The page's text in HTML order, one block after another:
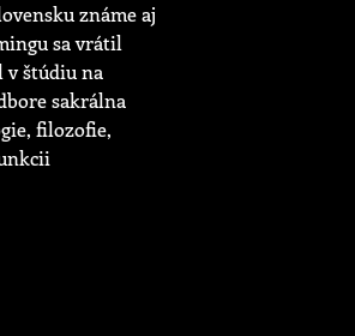
známe aj
sa vrátil
v štúdiu na
sakrálna
filozofie,